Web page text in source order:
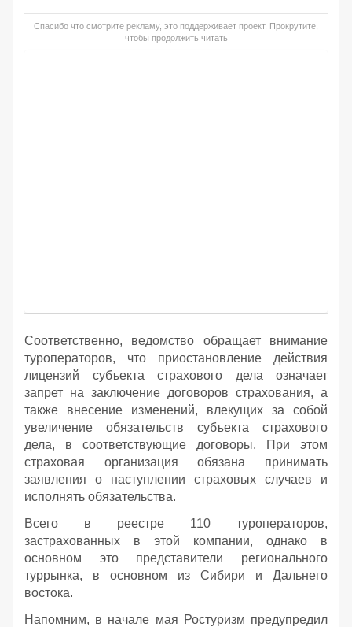
Спасибо что смотрите рекламу, это поддерживает проект. Прокрутите,
чтобы продолжить читать
Соответственно, ведомство обращает внимание
туроператоров, что приостановление действия
лицензий субъекта страхового дела означает
запрет на заключение договоров страхования, а
также внесение изменений, влекущих за собой
увеличение обязательств субъекта страхового
дела, в соответствующие договоры. При этом
страховая организация обязана принимать
заявления о наступлении страховых случаев и
исполнять обязательства.
Всего в реестре 110 туроператоров,
застрахованных в этой компании, однако в
основном это представители регионального
туррынка, в основном из Сибири и Дальнего
востока.
Напомним, в начале мая Ростуризм предупредил